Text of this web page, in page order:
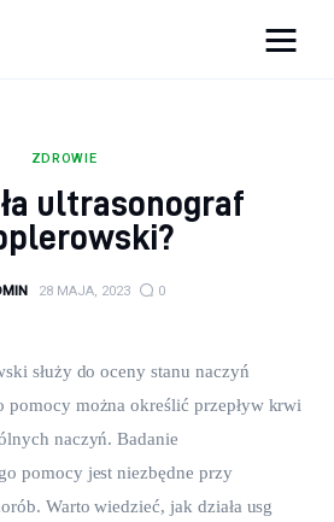
ja
ZDROWIE
ultrasonograf
28 MAJA, 2023 0
służy do oceny stanu naczyń
pomocy można określić przepływ krwi
naczyń. Badanie
pomocy jest niezbędne przy
Warto wiedzieć, jak działa usg